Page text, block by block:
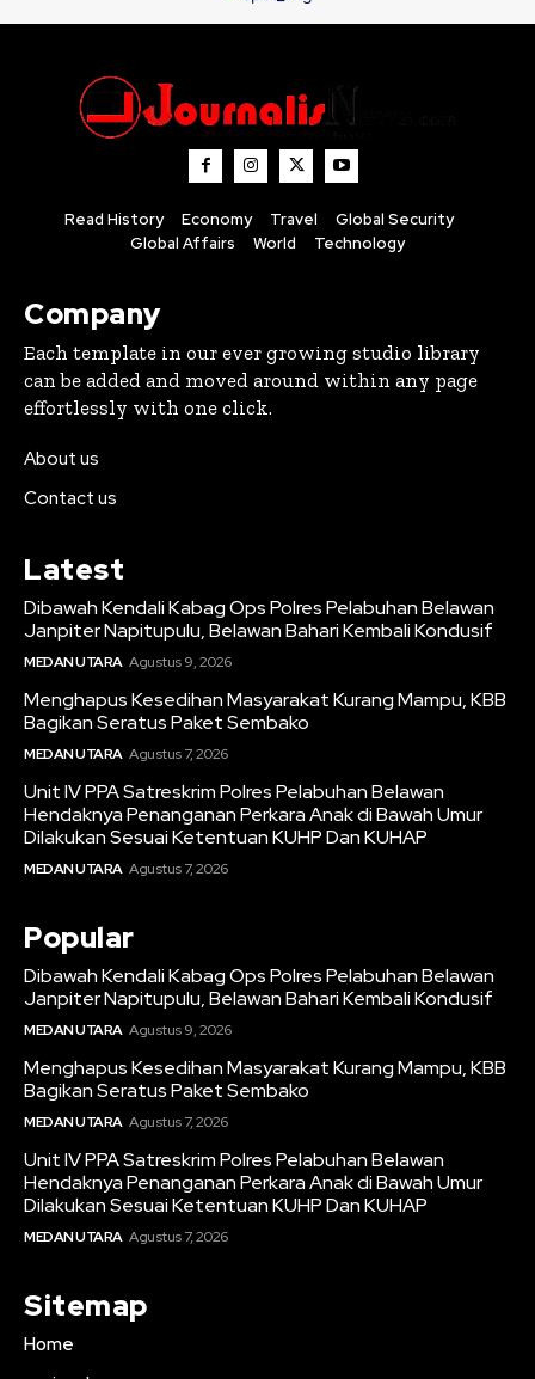
Read History Economy Travel
Global Security
Global Affairs
World Technology
Company
Each template in our ever growing studio library
can be added and moved around within any page
effortlessly with one click.
About us
Contact us
Latest
Dibawah Kendali Kabag Ops Polres Pelabuhan Belawan
Janpiter Napitupulu, Belawan Bahari Kembali Kondusif
MEDAN UTARA Agustus 9, 2026
Menghapus Kesedihan Masyarakat Kurang Mampu, KBB
Bagikan Seratus Paket Sembako
MEDAN UTARA Agustus 7, 2026
Unit IV PPA Satreskrim Polres Pelabuhan Belawan
Hendaknya Penanganan Perkara Anak di Bawah Umur
Dilakukan Sesuai Ketentuan KUHP Dan KUHAP
MEDAN UTARA Agustus 7, 2026
Popular
Dibawah Kendali Kabag Ops Polres Pelabuhan Belawan
Janpiter Napitupulu, Belawan Bahari Kembali Kondusif
MEDAN UTARA Agustus 9, 2026
Menghapus Kesedihan Masyarakat Kurang Mampu, KBB
Bagikan Seratus Paket Sembako
MEDAN UTARA Agustus 7, 2026
Unit IV PPA Satreskrim Polres Pelabuhan Belawan
Hendaknya Penanganan Perkara Anak di Bawah Umur
Dilakukan Sesuai Ketentuan KUHP Dan KUHAP
MEDAN UTARA Agustus 7, 2026
Sitemap
Home